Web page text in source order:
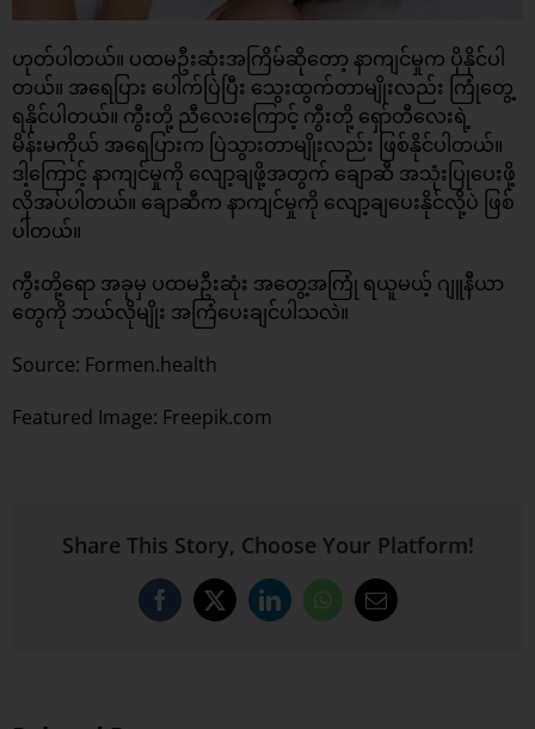
ဟုတ်ပါတယ်။ ပထမဦးဆုံးအကြိမ်ဆိုတော့ နာကျင်မှုက ပိုနိုင်ပါ
တယ်။ အရေပြား ပေါက်ပြဲပြီး သွေးထွက်တာမျိုးလည်း ကြုံတွေ့
ရနိုင်ပါတယ်။​ ကွီးတို့ ညီလေးကြောင့် ကွီးတို့ ရှော်တီလေးရဲ့
မိန်းမကိုယ် အရေပြားက ပြဲသွားတာမျိုးလည်း ဖြစ်နိုင်ပါတယ်။
ဒါ့ကြောင့် နာကျင်မှုကို လျော့ချဖို့အတွက် ချောဆီ အသုံးပြုပေးဖို့
လိုအပ်ပါတယ်။ ချောဆီက နာကျင်မှုကို လျော့ချပေးနိုင်လို့ပဲ ဖြစ်
ပါတယ်။​
ကွီးတို့ရော အခုမှ ပထမဦးဆုံး အတွေ့အကြုံ ရယူမယ့် ဂျူနီယာ
တွေကို ဘယ်လိုမျိုး အကြံပေးချင်ပါသလဲ။
Source: Formen.health
Featured Image: Freepik.com
Share This Story, Choose Your Platform!
Facebook
X LinkedInWhatsApp
Email